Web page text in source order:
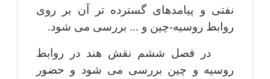
نفتی و پیامدهای گسترده ­تر آن بر روی
روابط روسیه-چین و ... بررسی می­ شود.
در فصل ششم نقش هند در روابط
روسیه و چین بررسی می­ شود و حضور